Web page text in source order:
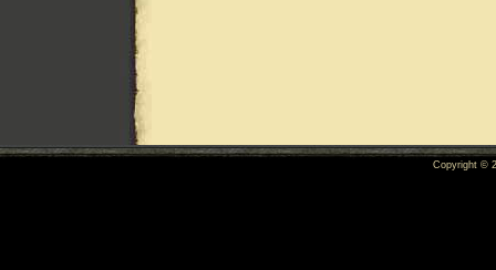
Copyright ©